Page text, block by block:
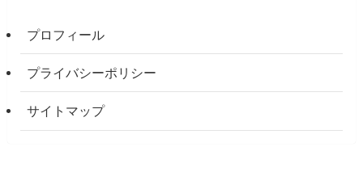
プロフィール
プライバシーポリシー
サイトマップ